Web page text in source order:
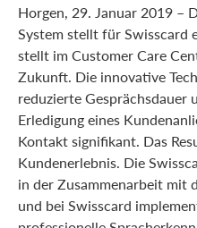
Horgen, 29. Januar 2019 –
System stellt für Swisscard
stellt im Customer Care
Zukunft. Die innovative
reduzierte Gesprächsdauer
Erledigung eines
Kontakt signifikant. Das
Kundenerlebnis. Die
in der Zusammenarbeit mit
und bei Swisscard